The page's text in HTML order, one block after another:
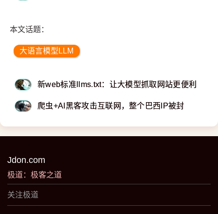
本文话题：
大语言模型LLM
新web标准llms.txt：让大模型抓取网站更便利
爬虫+AI黑客攻击互联网，整个巴西IP被封
Jdon.com
极道：极客之道
关注极道